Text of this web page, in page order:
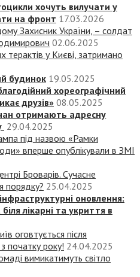
хочуть вилучати у
на фронт 17.03.2026
Захисник України, – солдат
02.06.2025
терактів у Києві, затримано
будинок 19.05.2025
хореографічний
друзів» 08.05.2025
отримають адресну
29.04.2025
під назвою «‎Рамки
вперше опублікували в ЗМІ
Броварів. Сучасне
порядку? 25.04.2025
оновлення:
лікарні та укриття в
оговтується після
початку року! 24.04.2025
вимикатимуть світло